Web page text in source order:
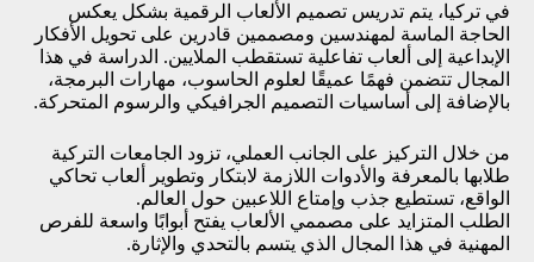
في تركيا، يتم تدريس تصميم الألعاب الرقمية بشكل يعكس
الحاجة الماسة لمهندسين ومصممين قادرين على تحويل الأفكار
الإبداعية إلى ألعاب تفاعلية تستقطب الملايين. الدراسة في هذا
المجال تتضمن فهمًا عميقًا لعلوم الحاسوب، مهارات البرمجة،
بالإضافة إلى أساسيات التصميم الجرافيكي والرسوم المتحركة.
من خلال التركيز على الجانب العملي، تزود الجامعات التركية
طلابها بالمعرفة والأدوات اللازمة لابتكار وتطوير ألعاب تحاكي
الواقع، تستطيع جذب وإمتاع اللاعبين حول العالم.
الطلب المتزايد على مصممي الألعاب يفتح أبوابًا واسعة للفرص
المهنية في هذا المجال الذي يتسم بالتحدي والإثارة.